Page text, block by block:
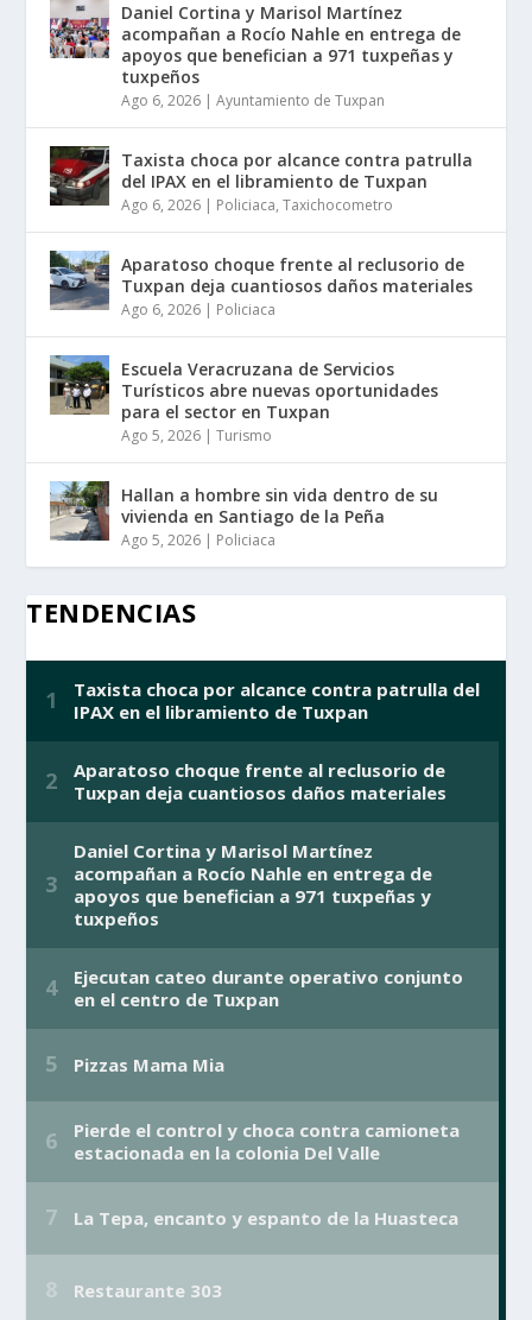
Daniel Cortina y Marisol Martínez
acompañan a Rocío Nahle en entrega de
apoyos que benefician a 971 tuxpeñas y
tuxpeños
Ago 6, 2026 |Ayuntamiento de Tuxpan
Taxista choca por alcance contra patrulla
del IPAX en el libramiento de Tuxpan
Ago 6, 2026 | Policiaca,Taxichocometro
Aparatoso choque frente al reclusorio de
Tuxpan deja cuantiosos daños materiales
Ago 6, 2026 | Policiaca
Escuela Veracruzana de Servicios
Turísticos abre nuevas oportunidades
para el sector en Tuxpan
Ago 5, 2026 |Turismo
Hallan a hombre sin vida dentro de su
vivienda en Santiago de la Peña
Ago 5, 2026 | Policiaca
TENDENCIAS